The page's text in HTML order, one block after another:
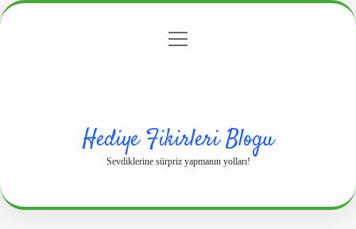
Gizlilik Politikası
menüyü
Hediye Fikirleri Blogu
Sevdiklerine sürpriz yapmanın yolları!